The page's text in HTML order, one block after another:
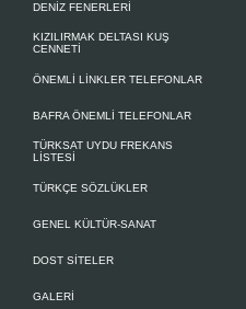
DENİZ FENERLERİ
KIZILIRMAK DELTASI KUŞ
CENNETİ
ÖNEMLİ LİNKLER TELEFONLAR
BAFRA ÖNEMLİ TELEFONLAR
TÜRKSAT UYDU FREKANS
LİSTESİ
TÜRKÇE SÖZLÜKLER
GENEL KÜLTÜR-SANAT
DOST SİTELER
GALERİ